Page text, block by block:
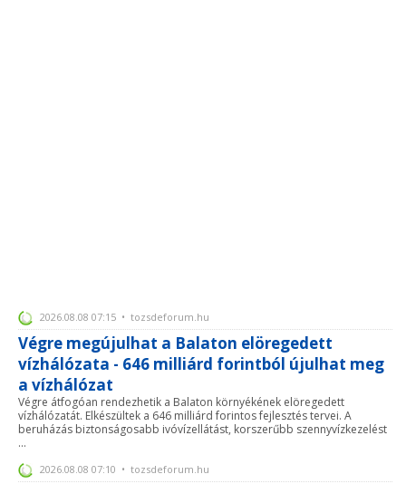
2026.08.08 07:15 • tozsdeforum.hu
Végre megújulhat a Balaton elöregedett
vízhálózata - 646 milliárd forintból újulhat meg
a vízhálózat
Végre átfogóan rendezhetik a Balaton környékének elöregedett
vízhálózatát. Elkészültek a 646 milliárd forintos fejlesztés tervei. A
beruházás biztonságosabb ivóvízellátást, korszerűbb szennyvízkezelést
...
2026.08.08 07:10 • tozsdeforum.hu